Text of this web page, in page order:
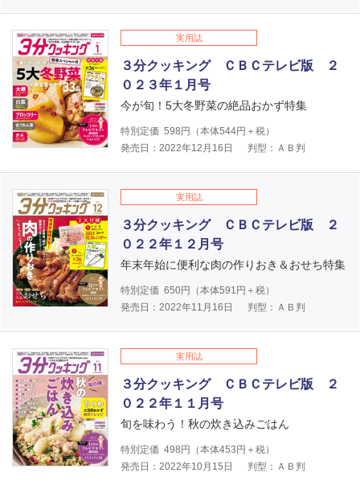
実用誌
３分クッキング ＣＢＣテレビ版 ２
０２３年１月号
今が旬！5大冬野菜の絶品おかず特集
特別定価 598 円（本体544円＋税）
発売日：2022年12月16日
判型：ＡＢ判
実用誌
３分クッキング ＣＢＣテレビ版 ２
０２２年１２月号
年末年始に便利な肉の作りおき＆おせち特集
特別定価 650円（本体591 円＋税）
発売日：2022年11月16日
判型：ＡＢ判
実用誌
３分クッキング ＣＢＣテレビ版 ２
０２２年１１月号
旬を味わう！秋の炊き込みごはん
特別定価 498 円（本体453 円＋税）
発売日：2022年10月15日
判型：ＡＢ判